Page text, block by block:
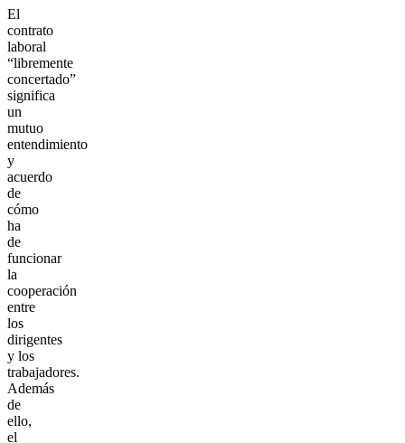
El
contrato
laboral
“libremente
concertado”
significa
un
mutuo
entendimiento
y
acuerdo
de
cómo
ha
de
funcionar
la
cooperación
entre
los
dirigentes
y los
trabajadores.
Además
de
ello,
el